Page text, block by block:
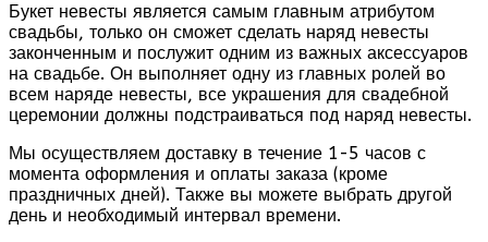
Букет невесты является самым главным атрибутом
свадьбы, только он сможет сделать наряд невесты
законченным и послужит одним из важных аксессуаров
на свадьбе. Он выполняет одну из главных ролей во
всем наряде невесты, все украшения для свадебной
церемонии должны подстраиваться под наряд невесты.
Мы осуществляем доставку в течение 1-5 часов с
момента оформления и оплаты заказа (кроме
праздничных дней). Также вы можете выбрать другой
день и необходимый интервал времени.